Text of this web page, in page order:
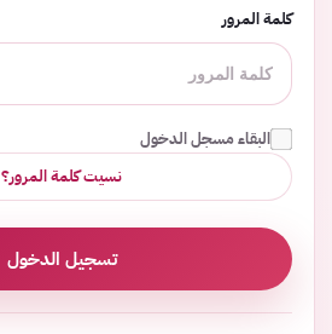
كلمة المرور
البقاء مسجل الدخول
نسيت كلمة المرور؟
تسجيل الدخول